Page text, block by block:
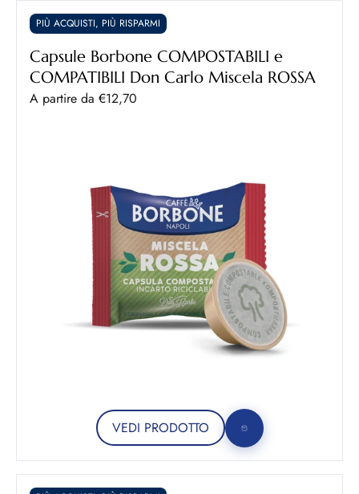
PIÙ ACQUISTI, PIÙ RISPARMI
Capsule Borbone COMPOSTABILI e
COMPATIBILI Don Carlo Miscela ROSSA
Prezzo scontato
A partire da €12,70
VEDI PRODOTTO